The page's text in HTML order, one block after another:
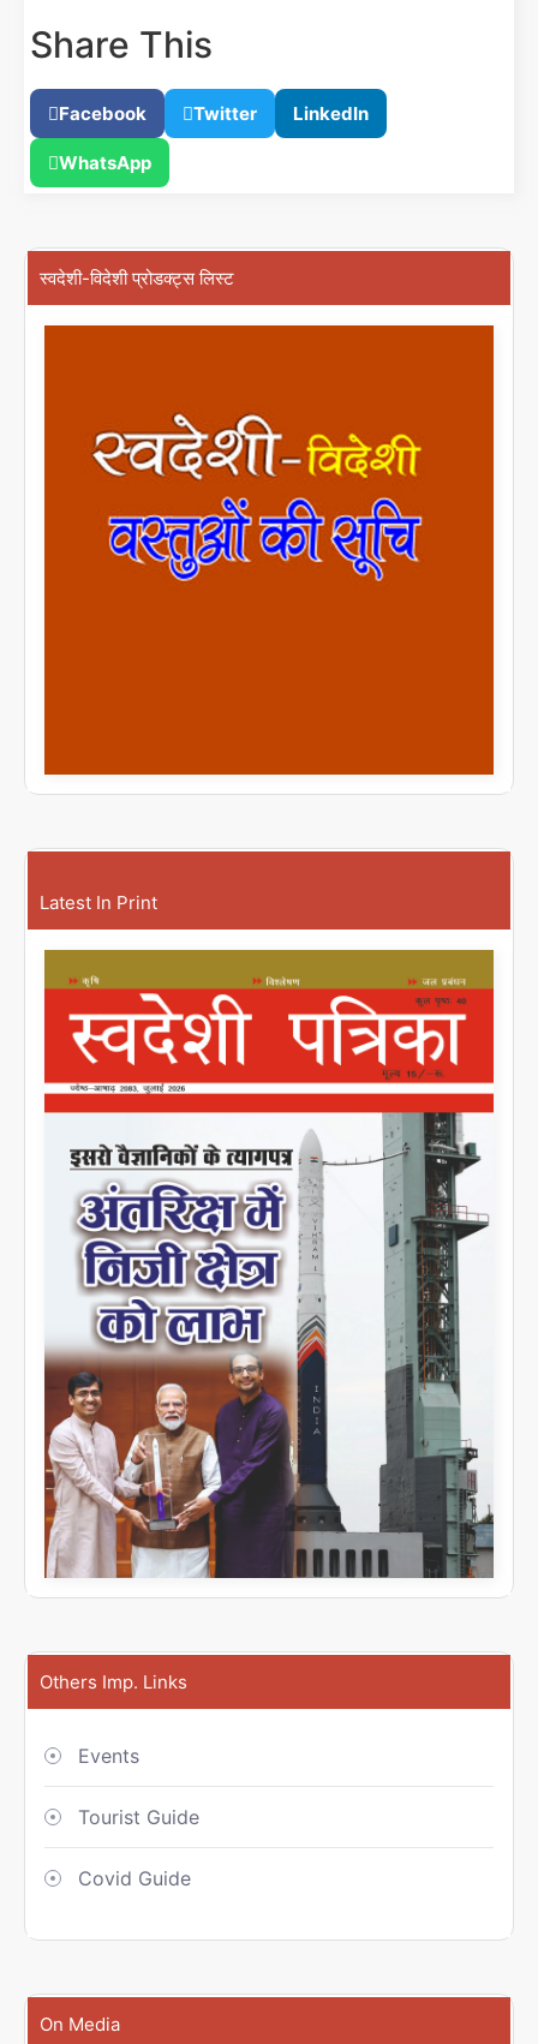
Share This
Facebook Twitter LinkedIn
WhatsApp
स्वदेशी-विदेशी प्रोडक्ट्स लिस्ट
Latest In Print
Others Imp. Links
Events
Tourist Guide
Covid Guide
On Media